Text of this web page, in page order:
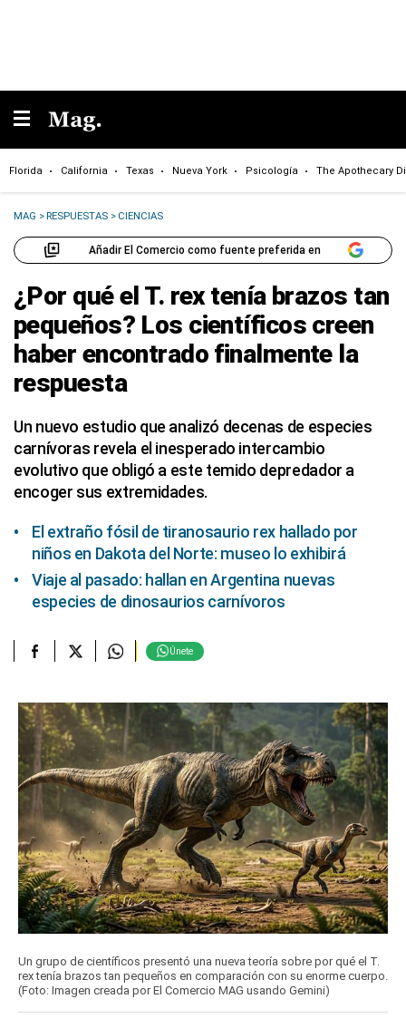
Florida California Texas Nueva York Psicología The Apothecary
MAG >RESPUESTAS > CIENCIAS
Añadir El Comercio como fuente preferida en
¿Por qué el T. rex tenía brazos tan
pequeños? Los científicos creen
haber encontrado finalmente la
respuesta
Un nuevo estudio que analizó decenas de especies
carnívoras revela el inesperado intercambio
evolutivo que obligó a este temido depredador a
encoger sus extremidades.
El extraño fósil de tiranosaurio rex hallado por
niños en Dakota del Norte: museo lo exhibirá
Viaje al pasado: hallan en Argentina nuevas
especies de dinosaurios carnívoros
Únete
Un grupo de científicos presentó una nueva teoría sobre por qué el T.
rex tenía brazos tan pequeños en comparación con su enorme cuerpo.
(Foto: Imagen creada por El Comercio MAG usando Gemini)